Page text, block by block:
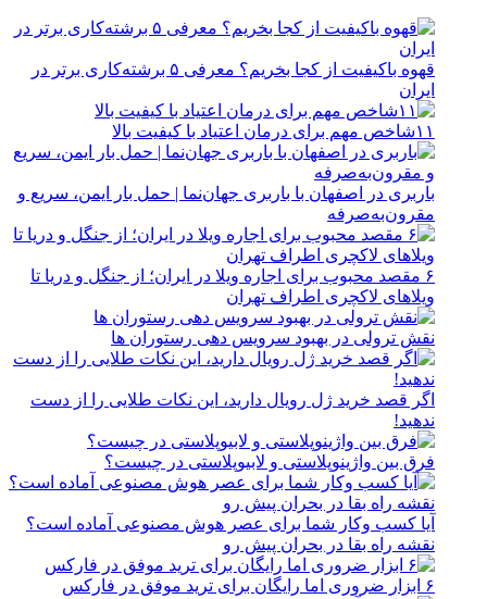
قهوه باکیفیت از کجا بخریم؟ معرفی ۵ برشته‌کاری برتر در
ایران
۱۱شاخص مهم برای درمان اعتیاد با کیفیت بالا
باربری در اصفهان با باربری جهان‌نما | حمل بار ایمن، سریع و
مقرون‌به‌صرفه
۶ مقصد محبوب برای اجاره ویلا در ایران؛ از جنگل و دریا تا
ویلاهای لاکچری اطراف تهران
نقش ترولی در بهبود سرویس دهی رستوران ها
اگر قصد خرید ژل رویال دارید، این نکات طلایی را از دست
ندهید!
فرق بین واژینوپلاستی و لابیوپلاستی در چیست؟
آیا کسب وکار شما برای عصر هوش مصنوعی آماده است؟
نقشه راه بقا در بحران پیش رو
۶ ابزار ضروری اما رایگان برای ترید موفق در فارکس